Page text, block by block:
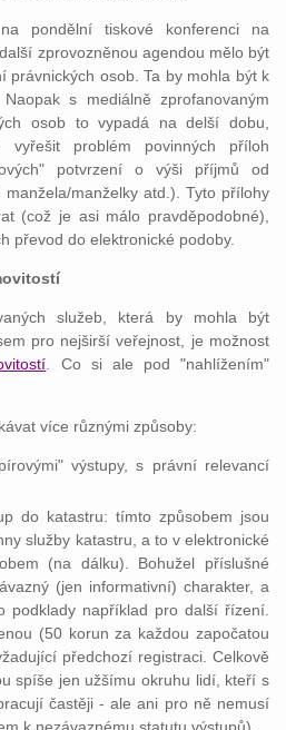
pondělní tiskové konferenci na
zprovozněnou agendou mělo být
právnických osob. Ta by mohla být k
s mediálně zprofanovaným
osob to vypadá na delší dobu,
problém povinných příloh
potvrzení o výši příjmů od
manželky atd.). Tyto přílohy
(což je asi málo pravděpodobné),
převod do elektronické podoby.
služeb, která by mohla být
pro nejširší veřejnost, je možnost
. Co si ale pod "nahlížením"
více různými způsoby:
výstupy, s právní relevancí
do katastru: tímto způsobem jsou
služby katastru, a to v elektronické
(na dálku). Bohužel příslušné
(jen informativní) charakter, a
podklady například pro další řízení.
(50 korun za každou započatou
předchozí registraci. Celkově
spíše jen užšímu okruhu lidí, kteří s
častěji - ale ani pro ně nemusí